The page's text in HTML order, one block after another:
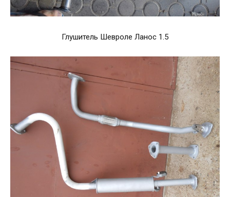
Глушитель Шевроле Ланос 1.5